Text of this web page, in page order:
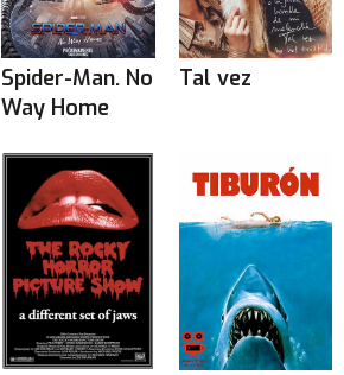
Spider-Man. No
Way Home
Tal vez